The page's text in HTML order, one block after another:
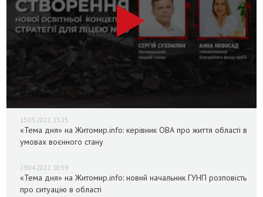
13.05.2022, 13:25
«Тема дня» на Житомир.info: керівник ОВА про життя області в
умовах воєнного стану
29.04.2022, 10:59
«Тема дня» на Житомир.info: новий начальник ГУНП розповість
про ситуацію в області